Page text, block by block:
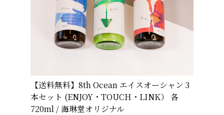
【送料無料】8th Ocean エイスオーシャン 3
本セット (ENJOY・TOUCH・LINK） 各
720ml / 海琳堂オリジナル